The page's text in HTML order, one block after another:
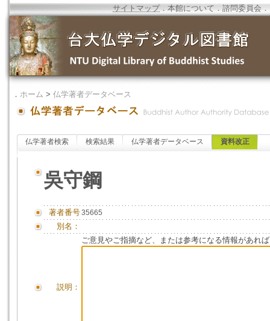
サイトマップ．本館について ．諮問委員会 ．
． ホーム > 仏学著者データベース
仏学著者検索 検索結果 仏学著者データベース 資料改正
吳守鋼
著者番号35665
別名：
説明：
ご意見やご指摘など、または参考になる情報があれ